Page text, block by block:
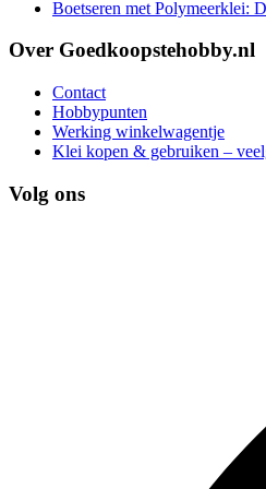
Boetseren met Polymeerklei:
Over Goedkoopstehobby.nl
Contact
Hobbypunten
Werking winkelwagentje
Klei kopen & gebruiken –
Volg ons